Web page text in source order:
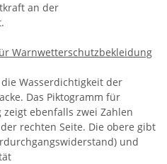
an der
Warnwetterschutzbekleidung
Wasserdichtigkeit der
Das Piktogramm für
ebenfalls zwei Zahlen
rechten Seite. Die obere gibt
und